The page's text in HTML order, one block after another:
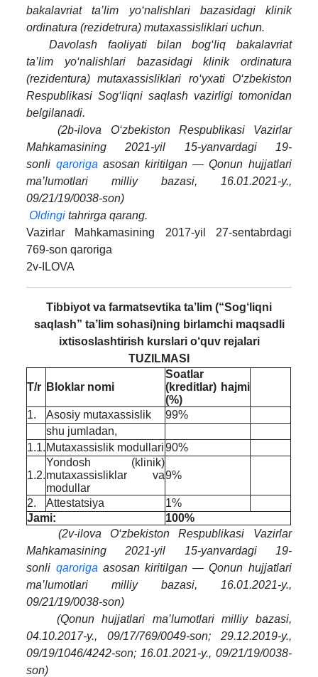
bakalavriat ta’lim yo‘nalishlari bazasidagi klinik
ordinatura (rezidetrura) mutaxassisliklari uchun.
Davolash faoliyati bilan bog‘liq bakalavriat
ta’lim yo‘nalishlari bazasidagi klinik ordinatura
(rezidentura) mutaxassisliklari ro‘yxati O‘zbekiston
Respublikasi Sog‘liqni saqlash vazirligi tomonidan
belgilanadi.
(2b-ilova O‘zbekiston Respublikasi Vazirlar
Mahkamasining 2021-yil 15-yanvardagi 19-
sonli qaroriga asosan kiritilgan — Qonun hujjatlari
ma’lumotlari milliy bazasi, 16.01.2021-y.,
09/21/19/0038-son)
Oldingi tahrirga qarang.
Vazirlar Mahkamasining 2017-yil 27-sentabrdagi
769-son qaroriga
2v-ILOVA
Tibbiyot va farmatsevtika ta’lim (“Sog‘liqni
saqlash” ta’lim sohasi)ning birlamchi maqsadli
ixtisoslashtirish kurslari o‘quv rejalari
TUZILMASI
T/r Bloklar nomi
Soatlar
(kreditlar) hajmi
(%)
1.
Asosiy mutaxassislik
99%
shu jumladan,
1.1. Mutaxassislik modullari 90%
1.2.
Yondosh (klinik)
mutaxassisliklar va
modullar
9%
2. Attestatsiya
1%
Jami:
100%
(2v-ilova O‘zbekiston Respublikasi Vazirlar
Mahkamasining 2021-yil 15-yanvardagi 19-
sonli qaroriga asosan kiritilgan — Qonun hujjatlari
ma’lumotlari milliy bazasi, 16.01.2021-y.,
09/21/19/0038-son)
(Qonun hujjatlari ma’lumotlari milliy bazasi,
04.10.2017-y., 09/17/769/0049-son; 29.12.2019-y.,
09/19/1046/4242-son; 16.01.2021-y., 09/21/19/0038-
son)